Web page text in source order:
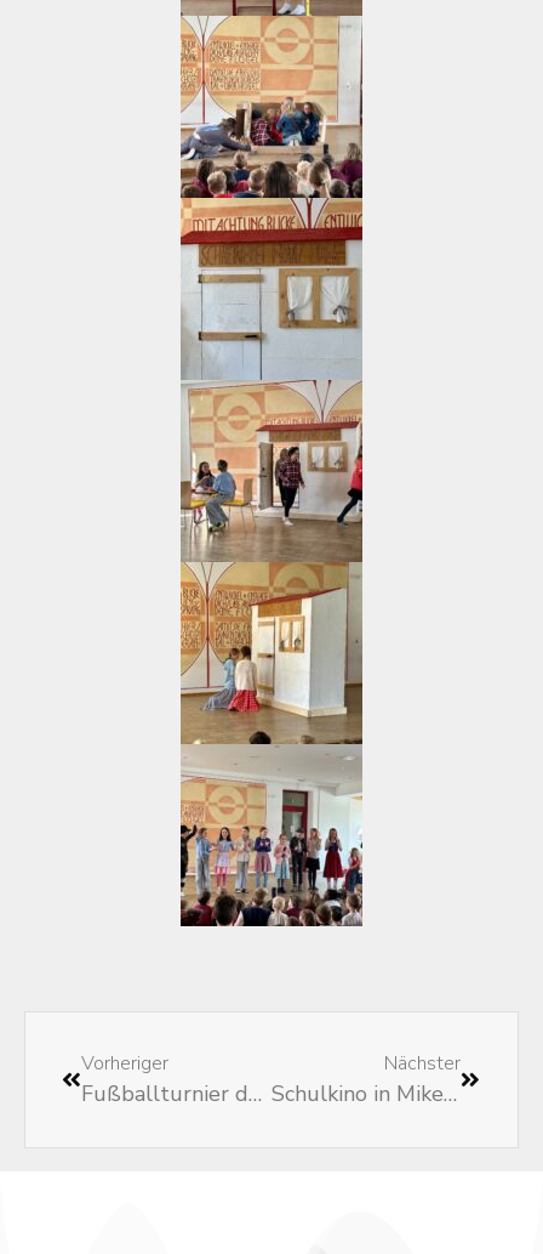
Vorheriger
Fußballturnier der Grundschulen im Landkreis
Nächster
Schulkino in Mikes Kino in Prien